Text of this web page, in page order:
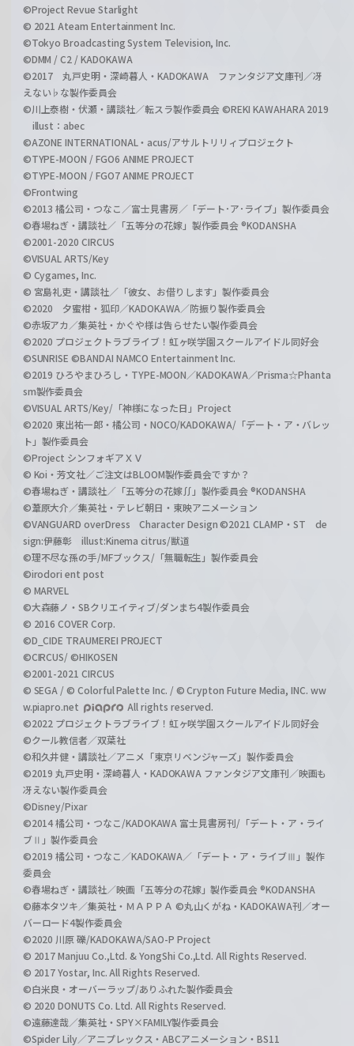
©Project Revue Starlight
© 2021 Ateam Entertainment Inc.
©Tokyo Broadcasting System Television, Inc.
©DMM / C2 / KADOKAWA
©2017 丸戸史明・深崎暮人・KADOKAWA ファンタジア文庫刊／冴
えない♭な製作委員会
©川上泰樹・伏瀬・講談社／転スラ製作委員会 ©REKI KAWAHARA 2019
illust：abec
©AZONE INTERNATIONAL・acus/アサルトリリィプロジェクト
©TYPE-MOON / FGO6 ANIME PROJECT
©TYPE-MOON / FGO7 ANIME PROJECT
©Frontwing
©2013 橘公司・つなこ／富士見書房／「デート･ア･ライブ」製作委員会
©春場ねぎ・講談社／「五等分の花嫁」製作委員会 ®KODANSHA
©2001-2020 CIRCUS
©VISUAL ARTS/Key
© Cygames, Inc.
© 宮島礼吏・講談社／「彼女、お借りします」製作委員会
©2020 夕蜜柑・狐印／KADOKAWA／防振り製作委員会
©赤坂アカ／集英社・かぐや様は告らせたい製作委員会
©2020 プロジェクトラブライブ！虹ヶ咲学園スクールアイドル同好会
©SUNRISE ©BANDAI NAMCO Entertainment Inc.
©2019 ひろやまひろし・TYPE-MOON／KADOKAWA／Prisma☆Phanta
sm製作委員会
©VISUAL ARTS/Key/「神様になった日」Project
©2020 東出祐一郎・橘公司・NOCO/KADOKAWA/「デート・ア・バレッ
ト」製作委員会
©Project シンフォギアＸＶ
© Koi・芳文社／ご注文はBLOOM製作委員会ですか？
©春場ねぎ・講談社／「五等分の花嫁∬」製作委員会 ®KODANSHA
©葦原大介／集英社・テレビ朝日・東映アニメーション
©VANGUARD overDress Character Design ©2021 CLAMP・ST de
sign:伊藤彰 illust:Kinema citrus/獣道
©理不尽な孫の手/MFブックス/「無職転生」製作委員会
©irodori ent post
© MARVEL
©大森藤ノ・SBクリエイティブ/ダンまち4製作委員会
© 2016 COVER Corp.
©D_CIDE TRAUMEREI PROJECT
©CIRCUS/ ©HIKOSEN
©2001-2021 CIRCUS
© SEGA / © Colorful Palette Inc. / © Crypton Future Media, INC. ww
w.piapro.net
All rights reserved.
©2022 プロジェクトラブライブ！虹ヶ咲学園スクールアイドル同好会
©クール教信者／双葉社
©和久井健・講談社／アニメ「東京リベンジャーズ」製作委員会
©2019 丸戸史明・深崎暮人・KADOKAWA ファンタジア文庫刊／映画も
冴えない製作委員会
©Disney/Pixar
©2014 橘公司・つなこ/KADOKAWA 富士見書房刊/「デート・ア・ライ
ブⅡ」製作委員会
©2019 橘公司・つなこ／KADOKAWA／「デート・ア・ライブⅢ」製作
委員会
©春場ねぎ・講談社／映画「五等分の花嫁」製作委員会 ®KODANSHA
©藤本タツキ／集英社・ＭＡＰＰＡ ©丸山くがね・KADOKAWA刊／オー
バーロード4製作委員会
©2020 川原 礫/KADOKAWA/SAO-P Project
© 2017 Manjuu Co.,Ltd. & YongShi Co.,Ltd. All Rights Reserved.
© 2017 Yostar, Inc. All Rights Reserved.
©白米良・オーバーラップ/ありふれた製作委員会
© 2020 DONUTS Co. Ltd. All Rights Reserved.
©遠藤達哉／集英社・SPY×FAMILY製作委員会
©Spider Lily／アニプレックス・ABCアニメーション・BS11